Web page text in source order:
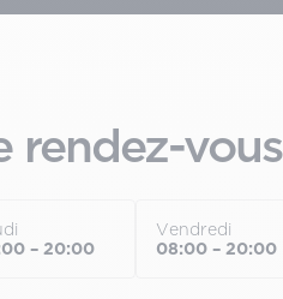
rendez-vous
– 20:00
Vendredi
08:00 – 20:00